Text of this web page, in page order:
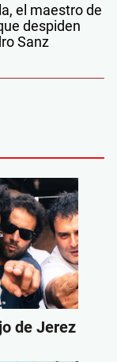
el maestro de
despiden
Sanz
de Jerez